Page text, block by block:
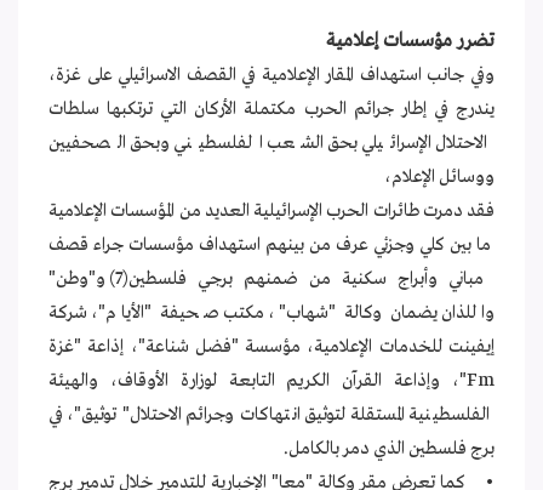
تضرر مؤسسات إعلامية
وفي جانب استهداف المقار الإعلامية في القصف الاسرائيلي على غزة،
يندرج في إطار جرائم الحرب مكتملة الأركان التي ترتكبها سلطات
الاحتلال الإسرائيلي بحق الشعب الفلسطيني وبحق الصحفيين
ووسائل الإعلام،
فقد دمرت طائرات الحرب الإسرائيلية العديد من المؤسسات الإعلامية
ما بين كلي وجزئي عرف من بينهم استهداف مؤسسات جراء قصف
مباني وأبراج سكنية من ضمنهم برجي فلسطين(7) و"وطن"
واللذان يضمان وكالة "شهاب"، مكتب صحيفة "الأيام"، شركة
إيفينت للخدمات الإعلامية، مؤسسة "فضل شناعة"، إذاعة "غزة
Fm"، وإذاعة القرآن الكريم التابعة لوزارة الأوقاف، والهيئة
الفلسطينية المستقلة لتوثيق انتهاكات وجرائم الاحتلال" توثيق"، في
برج فلسطين الذي دمر بالكامل.
• كما تعرض مقر وكالة "معا" الإخبارية للتدمير خلال تدمير برج